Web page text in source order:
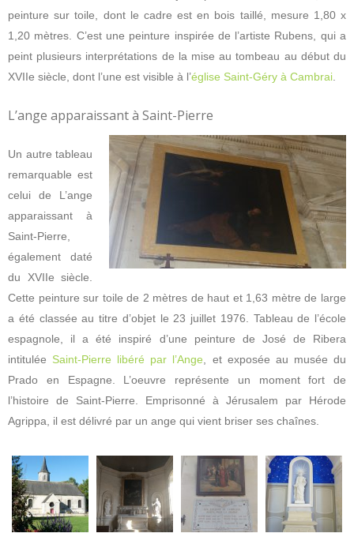
peinture sur toile, dont le cadre est en bois taillé, mesure 1,80 x
1,20 mètres. C’est une peinture inspirée de l’artiste Rubens, qui a
peint plusieurs interprétations de la mise au tombeau au début du
XVIIe siècle, dont l’une est visible à l’église Saint-Géry à Cambrai.
L’ange apparaissant à Saint-Pierre
Un autre tableau
remarquable est
celui de L’ange
apparaissant à
Saint-Pierre,
également daté
du XVIIe siècle.
Cette peinture sur toile de 2 mètres de haut et 1,63 mètre de large
a été classée au titre d’objet le 23 juillet 1976. Tableau de l’école
espagnole, il a été inspiré d’une peinture de José de Ribera
intitulée Saint-Pierre libéré par l’Ange, et exposée au musée du
Prado en Espagne. L’oeuvre représente un moment fort de
l’histoire de Saint-Pierre. Emprisonné à Jérusalem par Hérode
Agrippa, il est délivré par un ange qui vient briser ses chaînes.